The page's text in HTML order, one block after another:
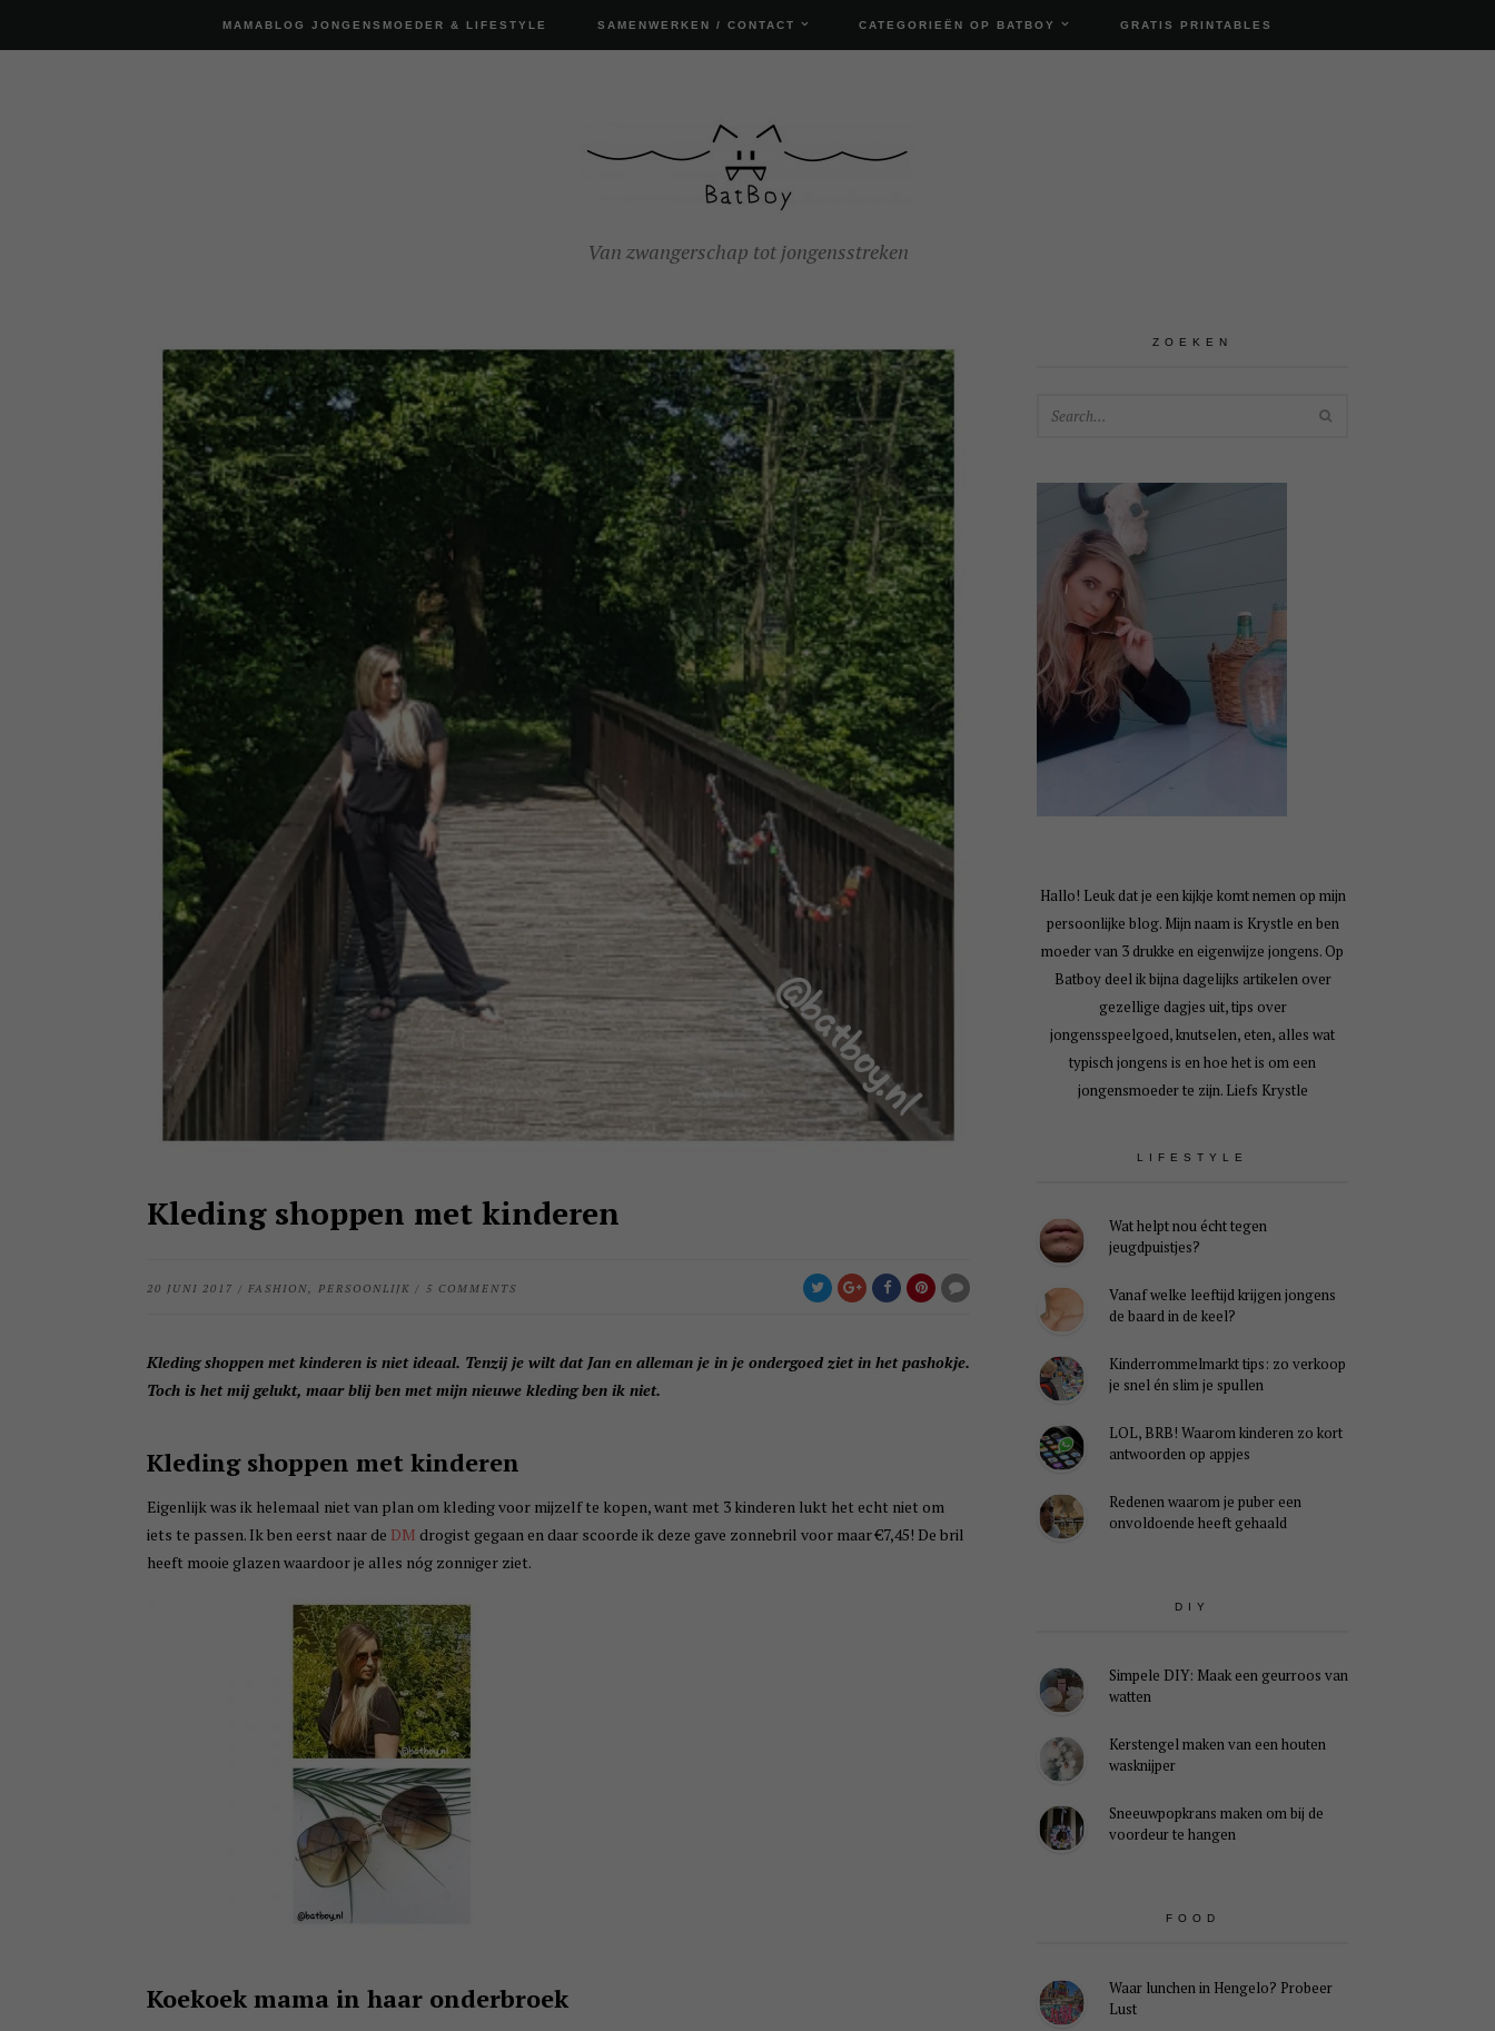
MAMABLOG JONGENSMOEDER & LIFESTYLE SAMENWERKEN / CONTACT CATEGORIEËN OP BATBOY GRATIS PRINTABLES
Van zwangerschap tot jongensstreken
Kleding shoppen met kinderen
20 JUNI 2017 / FASHION,PERSOONLIJK / 5 COMMENTS
Kleding shoppen met kinderen is niet ideaal. Tenzij je wilt dat Jan en alleman je in je ondergoed ziet in het pashokje.
Toch is het mij gelukt, maar blij ben met mijn nieuwe kleding ben ik niet.
Kleding shoppen met kinderen
Eigenlijk was ik helemaal niet van plan om kleding voor mijzelf te kopen, want met 3 kinderen lukt het echt niet om
iets te passen. Ik ben eerst naar de DM drogist gegaan en daar scoorde ik deze gave zonnebril voor maar €7,45! De bril
heeft mooie glazen waardoor je alles nóg zonniger ziet.
Koekoek mama in haar onderbroek
ZOEKEN
Hallo! Leuk dat je een kijkje komt nemen op mijn
persoonlijke blog. Mijn naam is Krystle en ben
moeder van 3 drukke en eigenwijze jongens. Op
Batboy deel ik bijna dagelijks artikelen over
gezellige dagjes uit, tips over
jongensspeelgoed, knutselen, eten, alles wat
typisch jongens is en hoe het is om een
jongensmoeder te zijn. Liefs Krystle
LIFESTYLE
Wat helpt nou écht tegen
jeugdpuistjes?
Vanaf welke leeftijd krijgen jongens
de baard in de keel?
Kinderrommelmarkt tips: zo verkoop
je snel én slim je spullen
LOL, BRB! Waarom kinderen zo kort
antwoorden op appjes
Redenen waarom je puber een
onvoldoende heeft gehaald
DIY
Simpele DIY: Maak een geurroos van
watten
Kerstengel maken van een houten
wasknijper
Sneeuwpopkrans maken om bij de
voordeur te hangen
FOOD
Waar lunchen in Hengelo? Probeer
Lust